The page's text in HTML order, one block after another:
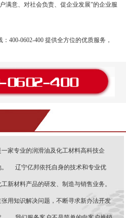
满意、对社会负责、促企业发展”的企业服
400-0602-400 提供全方位的优质服务，
家专业的润滑油及化工材料高科技企
。 辽宁亿邦依托自身的技术和专业优
新材料产品的研发、制造与销售业务。
用知识解决问题，不断寻求新办法开发